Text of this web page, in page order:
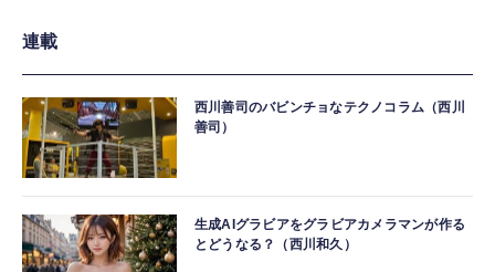
連載
西川善司のバビンチョなテクノコラム（西川
善司）
生成AIグラビアをグラビアカメラマンが作る
とどうなる？（西川和久）